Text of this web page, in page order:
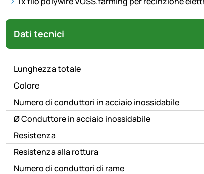
Technische Daten
Dati tecnici
Lunghezza totale
Colore
Numero di conduttori in acciaio inossidabile
Ø Conduttore in acciaio inossidabile
Resistenza
Resistenza alla rottura
Numero di conduttori di rame